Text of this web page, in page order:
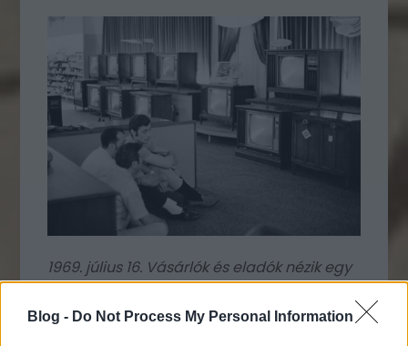
Blog - Do Not Process My Personal Information
1969. július 16. Vásárlók és eladók nézik egy
Sears áruház műszaki osztályán kiállított
készülékeken az Apollo 11 indítását, White